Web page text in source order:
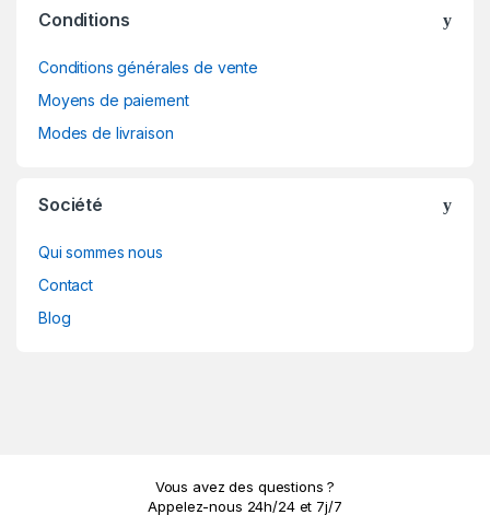
Conditions
Conditions générales de vente
Moyens de paiement
Modes de livraison
Société
Qui sommes nous
Contact
Blog
Vous avez des questions ?
Appelez-nous 24h/24 et 7j/7